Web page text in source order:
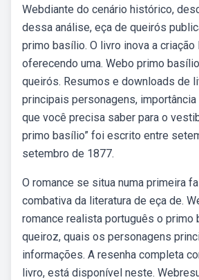
Webdiante do cenário histórico,
dessa análise, eça de queirós
primo basílio. O livro inova a criação
oferecendo uma. Webo primo
queirós. Resumos e downloads de
principais personagens,
que você precisa saber para o
primo basílio” foi escrito entre
setembro de 1877.
O romance se situa numa primeira
combativa da literatura de eça de.
romance realista português o primo
queiroz, quais os personagens
informações. A resenha completa
livro, está disponível neste.